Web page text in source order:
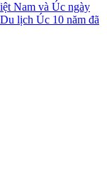
Nam và Úc ngày
lịch Úc 10 năm đã